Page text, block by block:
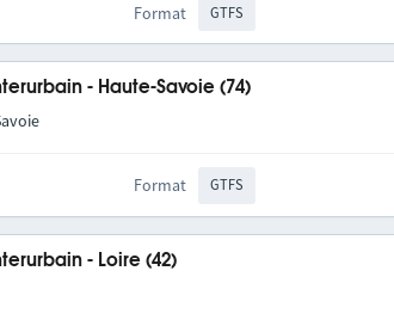
Format GTFS
- Haute-Savoie (74)
Format GTFS
- Loire (42)